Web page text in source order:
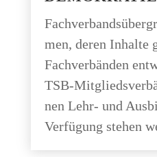
men, deren Inhal­te
Fach­ver­bän­den
TSB-
nen Lehr- und
Ver­fü­gung ste­hen